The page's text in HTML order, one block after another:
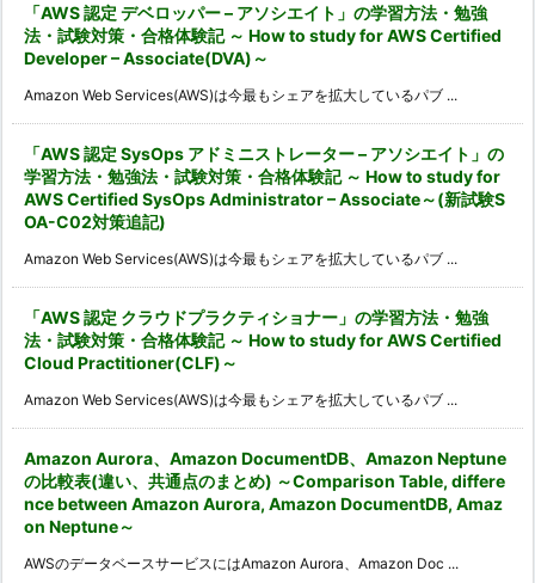
「AWS 認定 デベロッパー – アソシエイト」の学習方法・勉強
法・試験対策・合格体験記 ～ How to study for AWS Certified
Developer – Associate(DVA)～
Amazon Web Services(AWS)は今最もシェアを拡大しているパブ ...
「AWS 認定 SysOps アドミニストレーター – アソシエイト」の
学習方法・勉強法・試験対策・合格体験記 ～ How to study for
AWS Certified SysOps Administrator – Associate～(新試験S
OA-C02対策追記)
Amazon Web Services(AWS)は今最もシェアを拡大しているパブ ...
「AWS 認定 クラウドプラクティショナー」の学習方法・勉強
法・試験対策・合格体験記 ～ How to study for AWS Certified
Cloud Practitioner(CLF)～
Amazon Web Services(AWS)は今最もシェアを拡大しているパブ ...
Amazon Aurora、Amazon DocumentDB、Amazon Neptune
の比較表(違い、共通点のまとめ) ～Comparison Table, differe
nce between Amazon Aurora, Amazon DocumentDB, Amaz
on Neptune～
AWSのデータベースサービスにはAmazon Aurora、Amazon Doc ...